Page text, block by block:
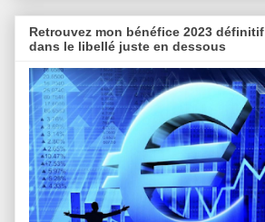
Retrouvez mon bénéfice 2023 définitif
dans le libellé juste en dessous